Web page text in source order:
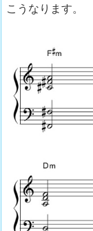
こうなります。